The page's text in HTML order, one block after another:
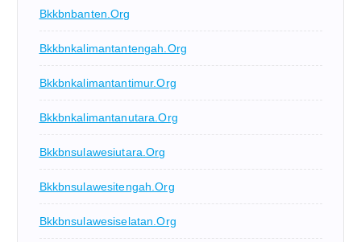
Bkkbnbanten.org
Bkkbnkalimantantengah.org
Bkkbnkalimantantimur.org
Bkkbnkalimantanutara.org
Bkkbnsulawesiutara.org
Bkkbnsulawesitengah.org
Bkkbnsulawesiselatan.org